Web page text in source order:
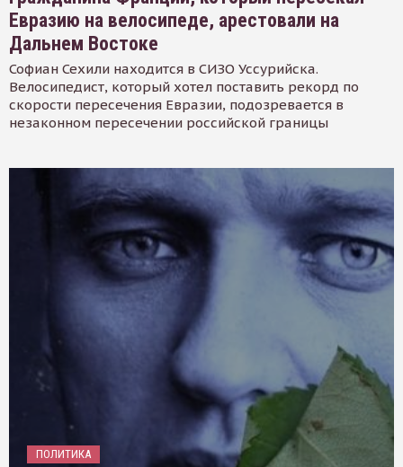
Евразию на велосипеде, арестовали на
Дальнем Востоке
Софиан Сехили находится в СИЗО Уссурийска.
Велосипедист, который хотел поставить рекорд по
скорости пересечения Евразии, подозревается в
незаконном пересечении российской границы
ПОЛИТИКА